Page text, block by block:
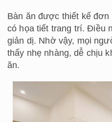
Bàn ăn được thiết kế đơn
có họa tiết trang trí. Điều
giản dị. Nhờ vậy, mọi
thấy nhẹ nhàng, dễ chịu
ăn.